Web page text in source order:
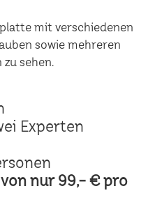
Experten
nur 99,- € pro